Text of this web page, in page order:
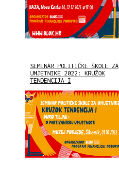
SEMINAR POLITIČKE ŠKOLE ZA
UMJETNIKE 2022: KRUŽOK
TENDENCIJA I